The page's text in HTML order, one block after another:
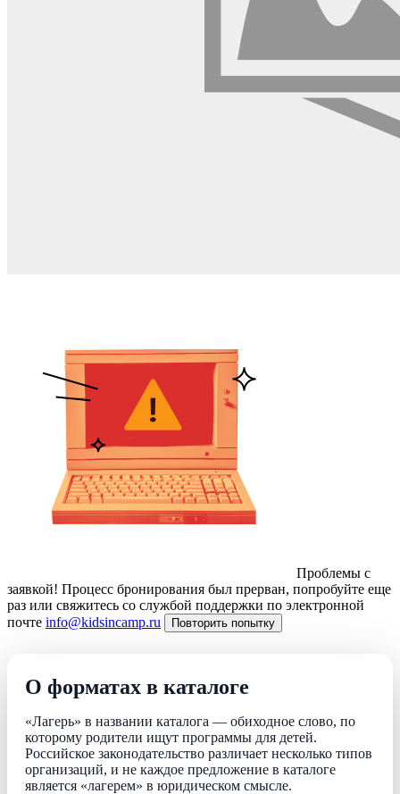
Проблемы с
заявкой! Процесс бронирования был прерван, попробуйте еще
раз или свяжитесь со службой поддержки по электронной
почте info@kidsincamp.ru Повторить попытку
О форматах в каталоге
«Лагерь» в названии каталога — обиходное слово, по
которому родители ищут программы для детей.
Российское законодательство различает несколько типов
организаций, и не каждое предложение в каталоге
является «лагерем» в юридическом смысле.